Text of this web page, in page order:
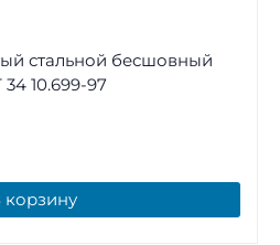
стальной бесшовный
10.699-97
корзину